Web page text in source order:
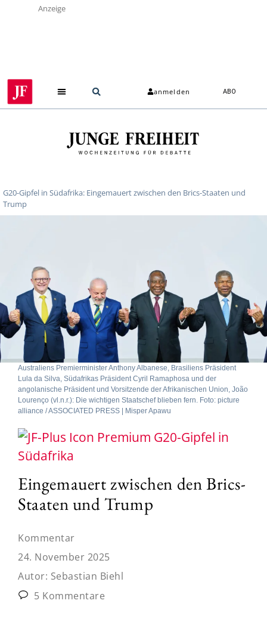
Anzeige
anmelden ABO
G20-Gipfel in Südafrika: Eingemauert zwischen den Brics-Staaten und
Trump
Australiens Premierminister Anthony Albanese, Brasiliens Präsident
Lula da Silva, Südafrikas Präsident Cyril Ramaphosa und der
angolanische Präsident und Vorsitzende der Afrikanischen Union, João
Lourenço (vl.n.r.): Die wichtigen Staatschef blieben fern. Foto: picture
alliance / ASSOCIATED PRESS | Misper Apawu
G20-Gipfel in
Südafrika
Eingemauert zwischen den Brics-
Staaten und Trump
Kommentar
24. November 2025
Autor: Sebastian Biehl
5 Kommentare